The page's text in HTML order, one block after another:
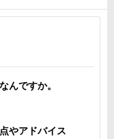
んですか。
やアドバイス